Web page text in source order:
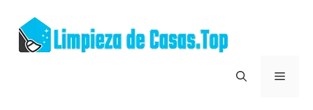
contenido
Menú